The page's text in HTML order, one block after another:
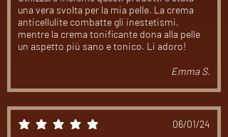
una vera svolta per la mia pelle. La crema
anticellulite combatte gli inestetismi,
mentre la crema tonificante dona alla pelle
un aspetto più sano e tonico. Li adoro!
Emma S.
la valutazione media è 5 su 5 06/01/24